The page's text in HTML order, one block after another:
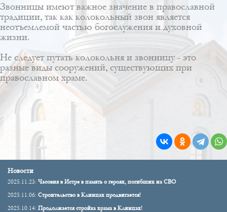
Звонницы имеют важное значение в православной
традиции, так как колокольный звон является
неотъемлемой частью богослужения и духовной
жизни.
Не следует путать колокольня и звонницу - это
разные виды сооружений, существующих при
православном храме.
Новости
2025.11.23: Часовня в Истре в память о героях, погибших на СВО
2025.11.06: Строительство в Клинцах продвигается!
2025.10.14: Продолжается стройка храма в Клинцах!